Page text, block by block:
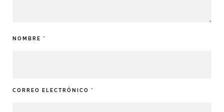
NOMBRE *
CORREO ELECTRÓNICO *